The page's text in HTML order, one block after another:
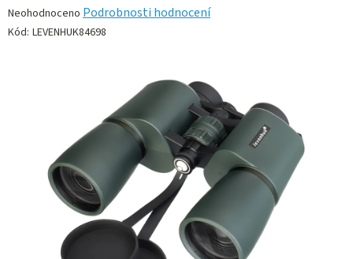
Průměrné
hodnocení
Neohodnoceno Podrobnosti hodnocení
Kód: LEVENHUK84698